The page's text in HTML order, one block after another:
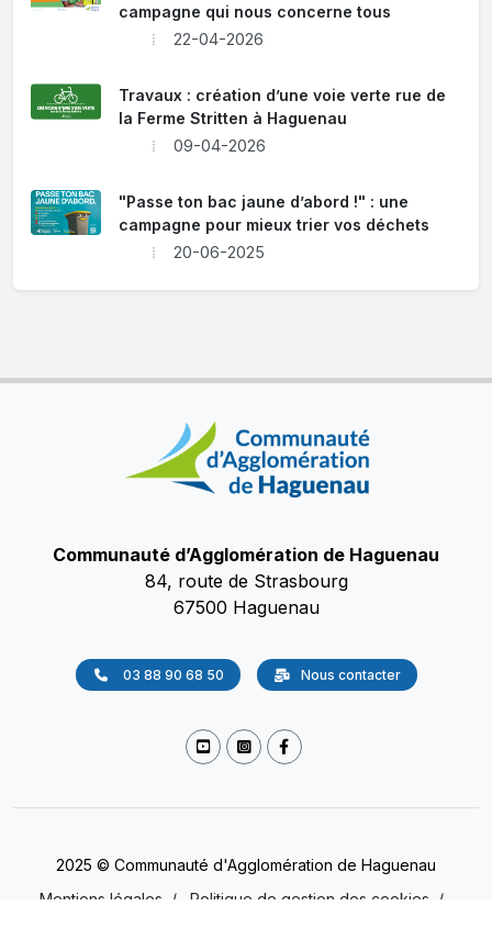
campagne qui nous concerne tous
22-04-2026
Travaux : création d’une voie verte rue de
la Ferme Stritten à Haguenau
09-04-2026
"Passe ton bac jaune d’abord !" : une
campagne pour mieux trier vos déchets
20-06-2025
Communauté d’Agglomération de Haguenau
84, route de Strasbourg
67500 Haguenau
03 88 90 68 50 Nous contacter
2025 © Communauté d'Agglomération de Haguenau
Mentions légales
/ Politique de gestion des cookies
/